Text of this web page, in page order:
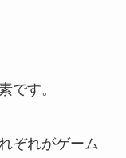
です。
ぞれがゲーム